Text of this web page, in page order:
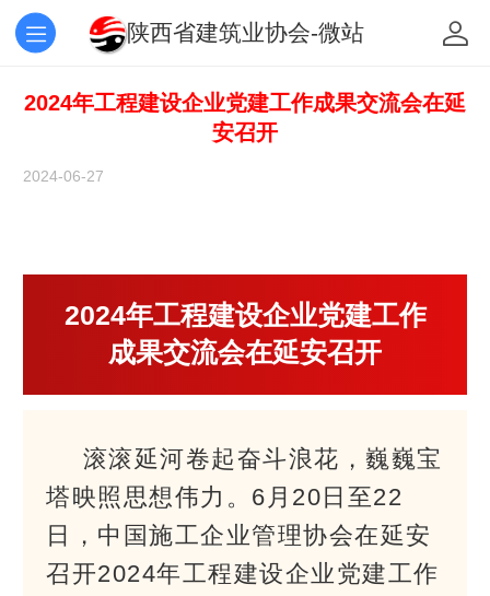
陕西省建筑业协会-微站
2024年工程建设企业党建工作成果交流会在延
安召开
2024-06-27
2024年工程建设企业党建工作
成果交流会在延安召开
滚滚延河卷起奋斗浪花，巍巍宝
塔映照思想伟力。6月20日至22
日，中国施工企业管理协会在延安
召开2024年工程建设企业党建工作